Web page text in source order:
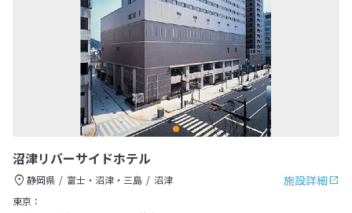
沼津リバーサイドホテル
施設詳細
静岡県 富士・沼津・三島
沼津
東京：